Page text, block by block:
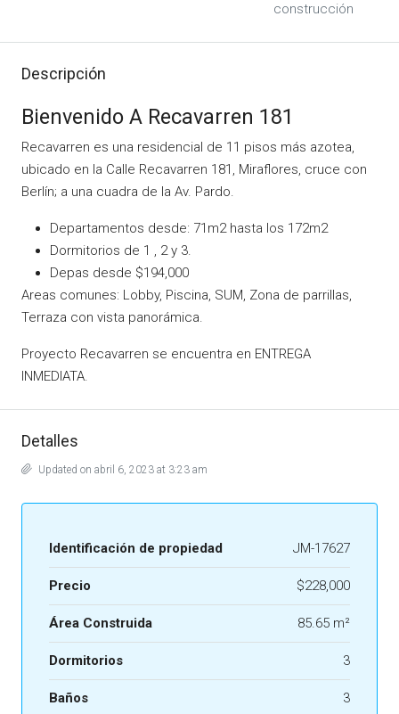
construcción
Descripción
Bienvenido A Recavarren 181
Recavarren es una residencial de 11 pisos más azotea,
ubicado en la Calle Recavarren 181, Miraflores, cruce con
Berlín; a una cuadra de la Av. Pardo.
Departamentos desde: 71m2 hasta los 172m2
Dormitorios de 1 , 2 y 3.
Depas desde $194,000
Areas comunes: Lobby, Piscina, SUM, Zona de parrillas,
Terraza con vista panorámica.
Proyecto Recavarren se encuentra en ENTREGA
INMEDIATA.
Detalles
Updated on abril 6, 2023 at 3:23 am
Identificación de propiedad JM-17627
Precio $228,000
Área Construida 85.65 m²
Dormitorios 3
Baños 3